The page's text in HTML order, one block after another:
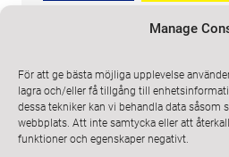
Manage
För att ge bästa möjliga upplevelse
lagra och/eller få tillgång till
dessa tekniker kan vi behandla data såsom
webbplats. Att inte samtycka eller att
funktioner och egenskaper negativt.
ProMeister Solutions
Emailinfo@promeister.com